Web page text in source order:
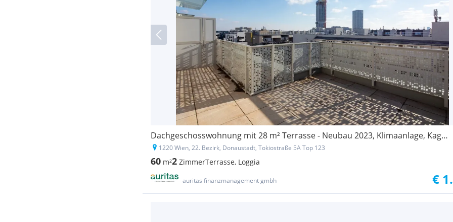
Dachgeschosswohnung mit 28 m² Terrasse - Neubau 2023, Klimaanlage, Kagran
1220 Wien, 22. Bezirk, Donaustadt, Tokiostraße 5A Top 123
60 m²2 ZimmerTerrasse, Loggia
auritas finanzmanagement gmbh €